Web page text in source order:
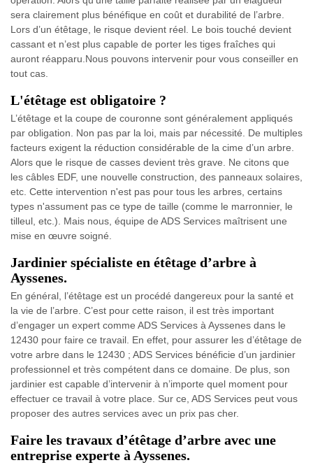
sera clairement plus bénéfique en coût et durabilité de l’arbre.
Lors d’un étêtage, le risque devient réel. Le bois touché devient
cassant et n’est plus capable de porter les tiges fraîches qui
auront réapparu.Nous pouvons intervenir pour vous conseiller en
tout cas.
L'étêtage est obligatoire ?
L’étêtage et la coupe de couronne sont généralement appliqués
par obligation. Non pas par la loi, mais par nécessité. De multiples
facteurs exigent la réduction considérable de la cime d’un arbre.
Alors que le risque de casses devient très grave. Ne citons que
les câbles EDF, une nouvelle construction, des panneaux solaires,
etc. Cette intervention n'est pas pour tous les arbres, certains
types n'assument pas ce type de taille (comme le marronnier, le
tilleul, etc.). Mais nous, équipe de ADS Services maîtrisent une
mise en œuvre soigné.
Jardinier spécialiste en étêtage d’arbre à
Ayssenes.
En général, l’étêtage est un procédé dangereux pour la santé et
la vie de l’arbre. C’est pour cette raison, il est très important
d’engager un expert comme ADS Services à Ayssenes dans le
12430 pour faire ce travail. En effet, pour assurer les d’étêtage de
votre arbre dans le 12430 ; ADS Services bénéficie d’un jardinier
professionnel et très compétent dans ce domaine. De plus, son
jardinier est capable d’intervenir à n’importe quel moment pour
effectuer ce travail à votre place. Sur ce, ADS Services peut vous
proposer des autres services avec un prix pas cher.
Faire les travaux d’étêtage d’arbre avec une
entreprise experte à Ayssenes.